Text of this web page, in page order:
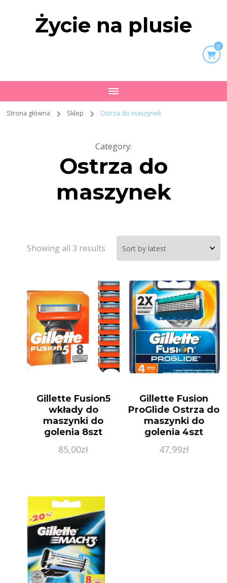
Życie na plusie
0
Strona główna Sklep Ostrza do maszynek
Category:
Ostrza do
maszynek
Showing all 3 results
Gillette Fusion5
wkłady do
maszynki do
golenia 8szt
85,00zł
Gillette Fusion
ProGlide Ostrza do
maszynki do
golenia 4szt
47,99zł